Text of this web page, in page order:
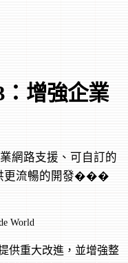
：增強企業
網路支援、可自訂的
更流暢的開發���
World
供重大改進，並增強整